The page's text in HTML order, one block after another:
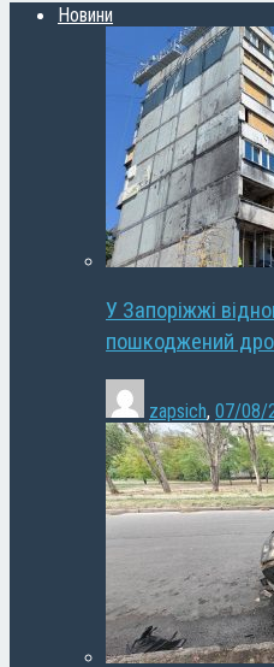
Новини
У Запоріжжі
пошкоджений
zapsich, 07/08/